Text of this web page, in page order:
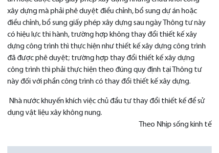
xây dựng mà phải phê duyệt điều chỉnh, bổ sung dự án hoặc
điều chỉnh, bổ sung giấy phép xây dựng sau ngày Thông tư này
có hiệu lực thi hành, trường hợp không thay đổi thiết kế xây
dựng công trình thì thực hiện như thiết kế xây dựng công trình
đã được phê duyệt; trường hợp thay đổi thiết kế xây dựng
công trình thì phải thực hiện theo đúng quy định tại Thông tư
này đối với phần công trình có thay đổi thiết kế xây dựng.
Nhà nước khuyến khích việc chủ đầu tư thay đổi thiết kế để sử
dụng vật liệu xây không nung.
Theo Nhịp sống kinh tế